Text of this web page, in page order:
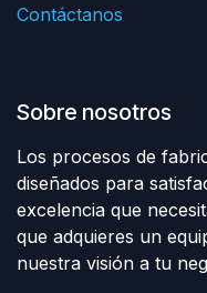
Contáctanos
Sobre nosotros
Los procesos de
diseñados para
excelencia que
que adquieres un
nuestra visión a tu